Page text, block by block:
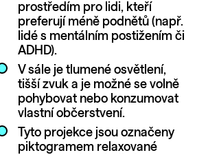
prostředím pro lidi, kteří
preferují méně podnětů (např.
lidé s mentálním postižením či
ADHD).
V sále je tlumené osvětlení,
tišší zvuk a je možné se volně
pohybovat nebo konzumovat
vlastní občerstvení.
Tyto projekce jsou označeny
piktogramem relaxované